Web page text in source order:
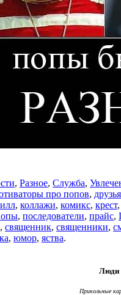
, Разное, Служба,
про попов, друзья
, коллажи, комикс, крест,
, последователи, прайс,
, священник, священники,
, юмор, яства.
Люди
Прикольные